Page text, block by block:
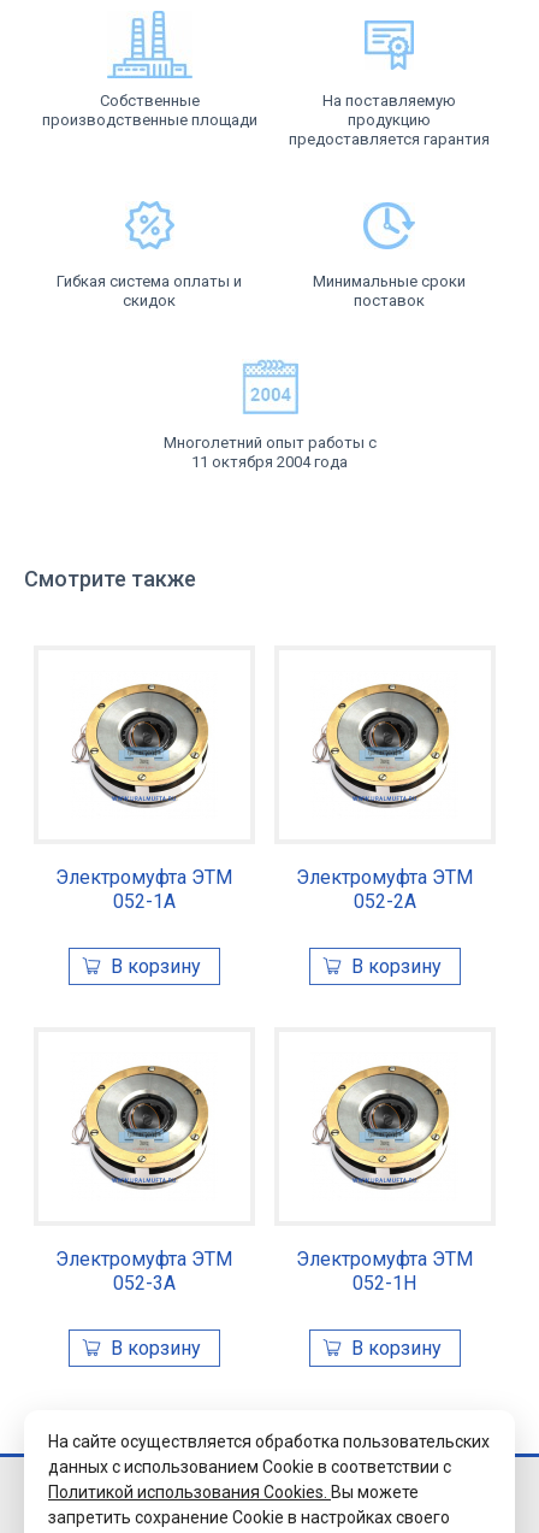
Собственные
производственные площади
На поставляемую
продукцию
предоставляется гарантия
Гибкая система оплаты и
скидок
Минимальные сроки
поставок
Многолетний опыт работы с
11 октября 2004 года
Смотрите также
Электромуфта ЭТМ
052-1А
Электромуфта ЭТМ
052-2А
Электромуфта ЭТМ
052-3А
Электромуфта ЭТМ
052-1Н
© 2026 Завод
«Уралэлектромуфта»
На сайте осуществляется обработка пользовательских
данных с использованием Cookie в соответствии с
Политикой использования Cookies. Вы можете
запретить сохранение Cookie в настройках своего